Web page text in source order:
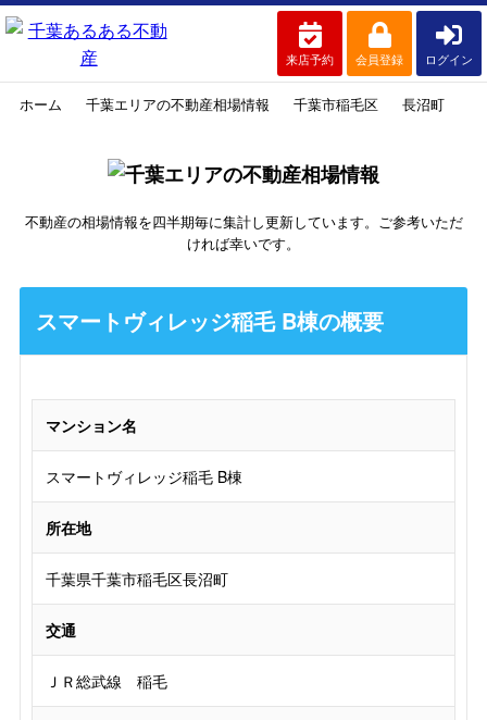
来店予約 会員登録 ログイン
ホーム 千葉エリアの不動産相場情報 千葉市稲毛区 長沼町
不動産の相場情報を四半期毎に集計し更新しています。ご参考いただ
ければ幸いです。
スマートヴィレッジ稲毛 B棟の概要
マンション名
スマートヴィレッジ稲毛 B棟
所在地
千葉県千葉市稲毛区長沼町
交通
ＪＲ総武線 稲毛